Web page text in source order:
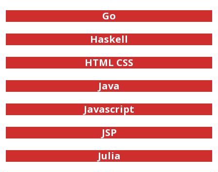
Go
Haskell
HTML CSS
Java
Javascript
JSP
Julia